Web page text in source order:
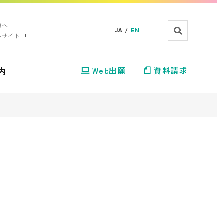
イト
JA / EN
Web出願 資料請求